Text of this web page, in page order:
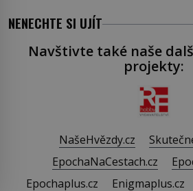
NENECHTE SI UJÍT
Navštivte také naše
projekty:
NašeHvězdy.cz
EpochaNaCestach.cz
Epochaplus.cz
Enigmaplus.cz